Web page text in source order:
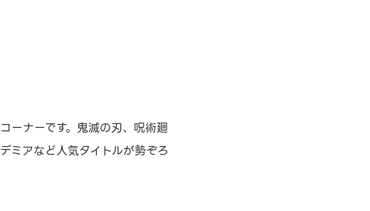
ーナーです。鬼滅の刃、呪術廻
ミアなど人気タイトルが勢ぞろ